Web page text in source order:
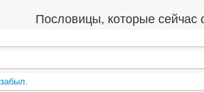
Пословицы, которые сейчас